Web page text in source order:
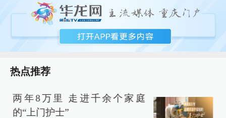
热点推荐
两年8万里 走进千余个家庭
的“上门护士”